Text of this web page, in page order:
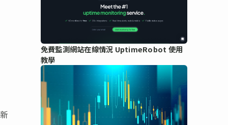
免費監測網站在線情況 UptimeRobot 使用
教學